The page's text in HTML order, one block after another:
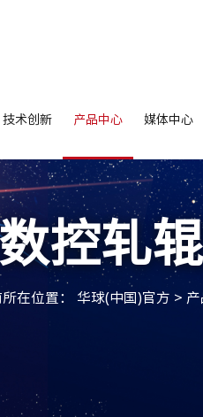
技术创新 产品中心 媒体中心
控轧
在位置： 华球(中国)官方 >